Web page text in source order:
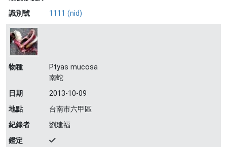
識別號
1111 (nid)
物種
Ptyas mucosa
南蛇
日期
2013-10-09
地點
台南市六甲區
紀錄者
劉建福
鑑定